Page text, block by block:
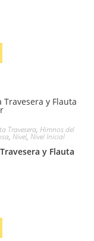
Travesera, Himnos del
, Nivel, Nivel Inicial
y Flauta